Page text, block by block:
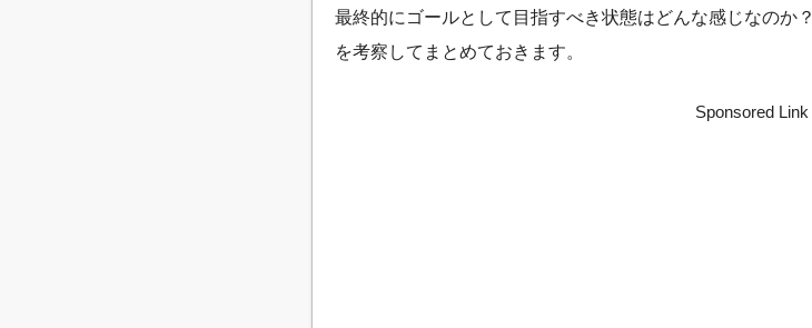
最終的にゴールとして目指すべき状態はどんな感じなのか？
を考察してまとめておきます。
Sponsored Link